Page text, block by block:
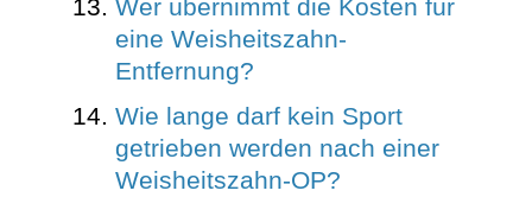
Wer übernimmt die Kosten für
eine Weisheitszahn-
Entfernung?
Wie lange darf kein Sport
getrieben werden nach einer
Weisheitszahn-OP?